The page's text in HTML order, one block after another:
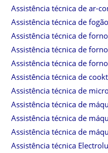
Assistência técnica de ar-
Assistência técnica de fogão
Assistência técnica de forno
Assistência técnica de
Assistência técnica de
Assistência técnica de
Assistência técnica de
Assistência técnica de
Assistência técnica de
Assistência técnica de
Assistência técnica